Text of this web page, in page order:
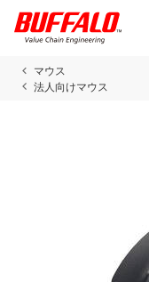
マウス
法人向けマウス